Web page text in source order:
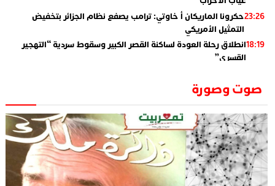
23:26حكرونا الماريكان أ خاوتي: ترامب يصفع نظام الجزائر بتخفيض
التمثيل الأمريكي
18:19انطلاق رحلة العودة لساكنة القصر الكبير وسقوط سردية “التهجير
القسري”
01:55
​”لارام”.. 3 خطوط أخرى نحو إسبانيا وهذه هي الوجهات
14:37الاعلامي حسن فاتح.. لهذا السبب يرفض بعض لاعبوا المنتخب
تعيين السكتيوي
صوت وصورة